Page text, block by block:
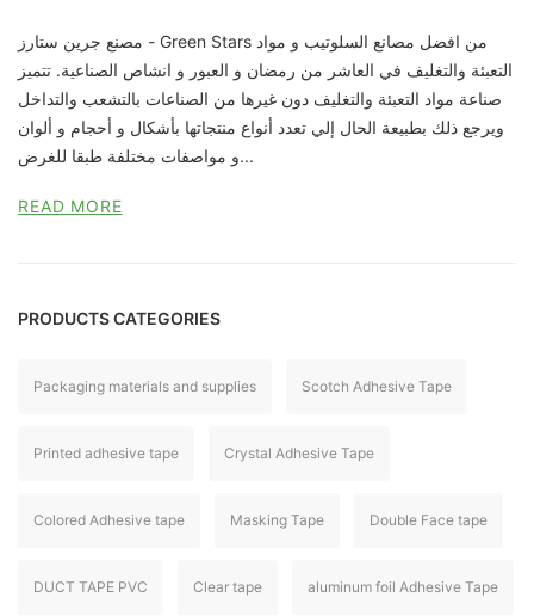
مصنع جرين ستارز - Green Stars من افضل مصانع السلوتيب و مواد
التعبئة والتغليف في العاشر من رمضان و العبور و انشاص الصناعية. تتميز
صناعة مواد التعبئة والتغليف دون غيرها من الصناعات بالتشعب والتداخل
ويرجع ذلك بطبيعة الحال إلي تعدد أنواع منتجاتها بأشكال و أحجام و ألوان
و مواصفات مختلفة طبقا للغرض...
READ MORE
PRODUCTS CATEGORIES
Packaging materials and supplies Scotch Adhesive Tape
Printed adhesive tape Crystal Adhesive Tape
Colored Adhesive tape Masking Tape Double Face tape
DUCT TAPE PVC Clear tape aluminum foil Adhesive Tape